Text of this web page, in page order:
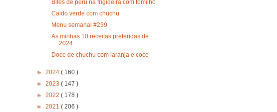
Bifes de peru na frigideira com tomilho
Caldo verde com chuchu
Menu semanal #239
As minhas 10 receitas preferidas de
2024
Doce de chuchu com laranja e coco
► 2024 ( 160 )
► 2023 ( 147 )
► 2022 ( 178 )
► 2021 ( 206 )